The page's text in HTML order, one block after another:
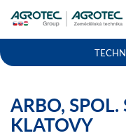
ARBO, SPOL.
KLATOVY